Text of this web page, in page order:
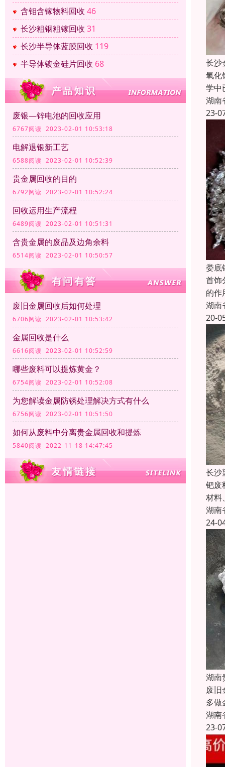
含钼含镓物料回收 46
长沙粗铟粗镓回收 31
长沙半导体蓝膜回收 119
半导体镀金硅片回收 68
废银—锌电池的回收应用
6767阅读 2023-02-01 10:53:18
电解退银新工艺
6588阅读 2023-02-01 10:52:39
贵金属回收的目的
6792阅读 2023-02-01 10:52:24
回收运用生产流程
6489阅读 2023-02-01 10:51:31
含贵金属的废品及边角余料
6514阅读 2023-02-01 10:50:57
废旧金属回收后如何处理
6706阅读 2023-02-01 10:53:42
金属回收是什么
6616阅读 2023-02-01 10:52:59
哪些废料可以提炼黄金？
6754阅读 2023-02-01 10:52:08
为您解读金属防锈处理解决方式有什么
6756阅读 2023-02-01 10:51:50
如何从废料中分离贵金属回收和提炼
5840阅读 2022-11-18 14:47:45
长沙
氧化
学中
湖南
23-
娄底
首饰
的作
湖南
20-
长沙
钯废
材料
湖南
24-
湖南
废旧
多做
湖南
23-